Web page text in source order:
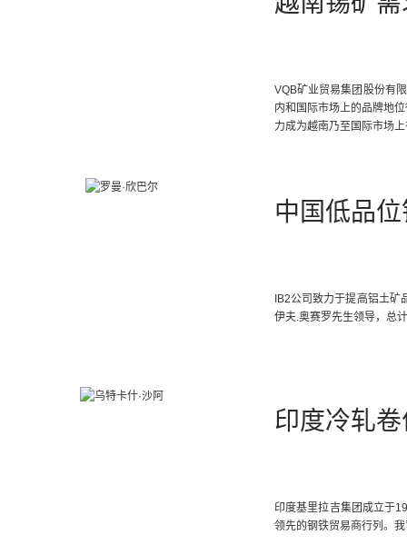
VQB矿业贸易集团股份有
内和国际市场上的品牌地
力成为越南乃至国际市场
中国低品
IB2公司致力于提高铝土
伊夫.奥赛罗先生领导，总
印度冷轧
印度基里拉吉集团成立于
领先的钢铁贸易商行列。